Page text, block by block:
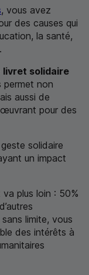
, vous avez
des causes qui
la santé,
livret solidaire
permet non
aussi de
pour des
solidaire
un impact
plus loin : 50%
limite, vous
des intérêts à